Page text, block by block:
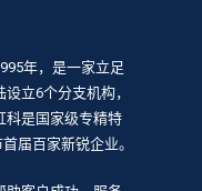
年，是一家立足
立6个分支机构，
科是国家级专精特
届百家新锐企业。